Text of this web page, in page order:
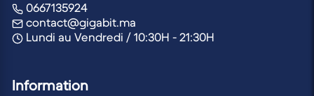
0667135924
contact@gigabit.ma
Lundi au Vendredi / 10:30H - 21:30H
Information